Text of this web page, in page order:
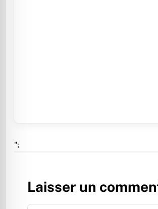
";
Laisser un